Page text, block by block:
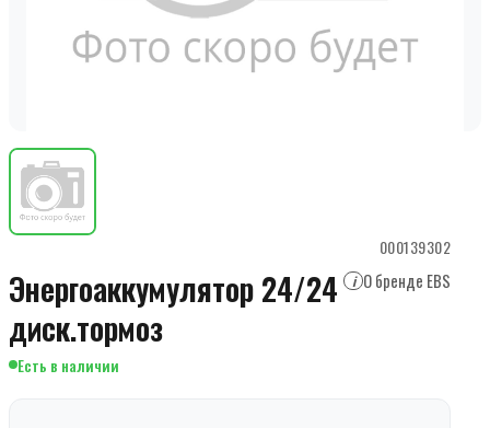
000139302
Энергоаккумулятор 24/24
диск.тормоз
i О бренде EBS
Есть в наличии